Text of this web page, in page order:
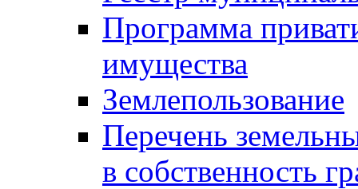
Программа
имущества
Землепользование
Перечень
в собственность